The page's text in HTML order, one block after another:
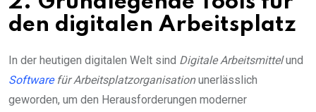
den digitalen Arbeitsplatz
In der heutigen digitalen Welt sind Digitale Arbeitsmittelund
Softwarefür Arbeitsplatzorganisationunerlässlich
geworden, um den Herausforderungen moderner